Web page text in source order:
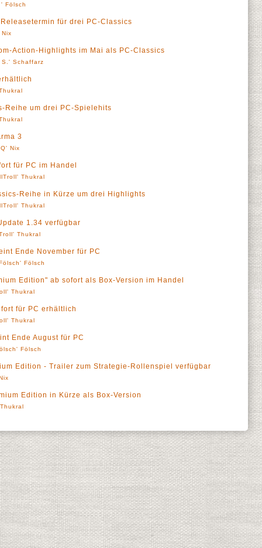
Fölsch
für drei PC-Classics
Action-Highlights im Mai als PC-Classics
S.' Schaffarz
Reihe um drei PC-Spielehits
3
Nix
für PC im Handel
Thukral
Reihe in Kürze um drei Highlights
Thukral
1.34 verfügbar
Thukral
Ende November für PC
Fölsch
Edition" ab sofort als Box-Version im Handel
Thukral
für PC erhältlich
Thukral
Ende August für PC
Fölsch
Edition - Trailer zum Strategie-Rollenspiel verfügbar
Edition in Kürze als Box-Version